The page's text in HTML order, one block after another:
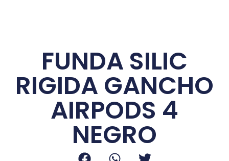
FUNDA SILIC
RIGIDA GANCHO
AIRPODS 4
NEGRO